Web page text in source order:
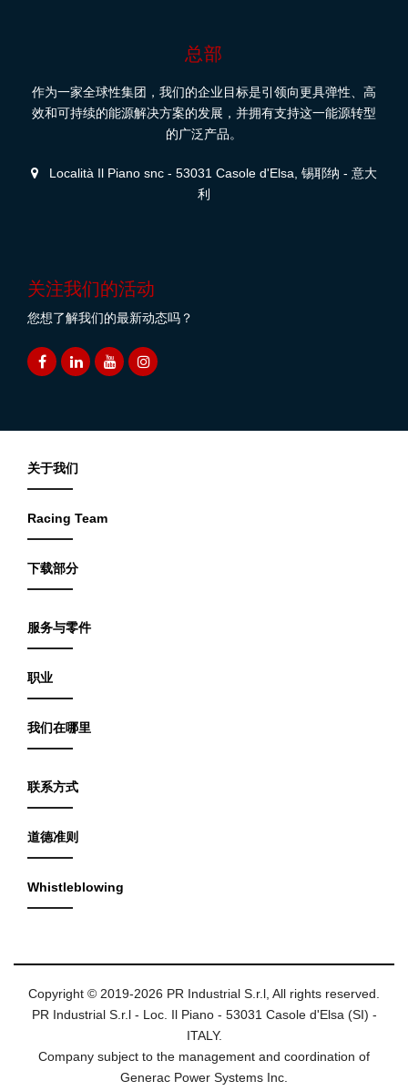
总部
作为一家全球性集团，我们的企业目标是引领向更具弹性、高
效和可持续的能源解决方案的发展，并拥有支持这一能源转型
的广泛产品。
Località Il Piano snc - 53031 Casole d'Elsa, 锡耶纳 - 意大
利
关注我们的活动
您想了解我们的最新动态吗？
关于我们
Racing Team
下载部分
服务与零件
职业
我们在哪里
联系方式
道德准则
Whistleblowing
Copyright © 2019-2026 PR Industrial S.r.l, All rights reserved.
PR Industrial S.r.l - Loc. Il Piano - 53031 Casole d'Elsa (SI) -
ITALY.
Company subject to the management and coordination of
Generac Power Systems Inc.